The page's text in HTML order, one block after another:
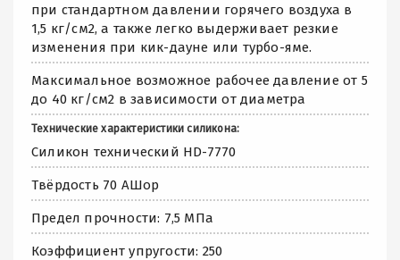
при стандартном давлении горячего воздуха в
1,5 кг/см2, а также легко выдерживает резкие
изменения при кик-дауне или турбо-яме.
Максимальное возможное рабочее давление от 5
до 40 кг/см2 в зависимости от диаметра
Технические характеристики силикона:
Силикон технический HD-7770
Твёрдость 70 АШор
Предел прочности: 7,5 МПа
Коэффициент упругости: 250